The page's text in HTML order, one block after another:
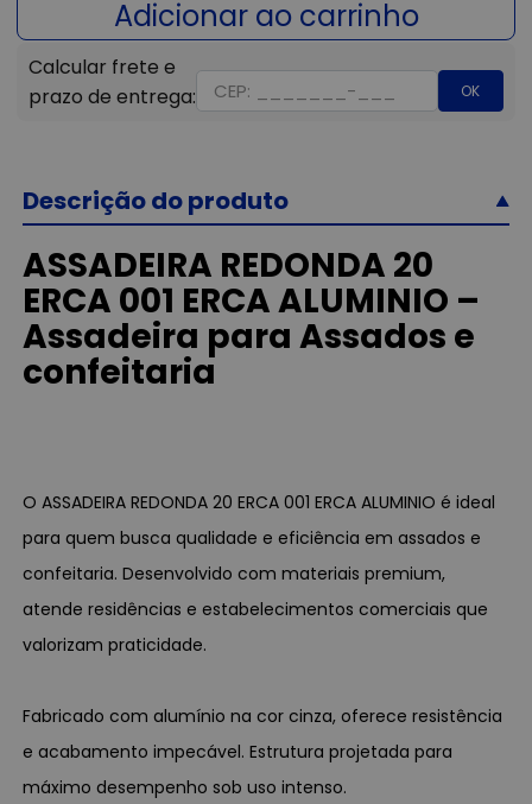
OK
Descrição do produto
ASSADEIRA REDONDA 20
ERCA 001 ERCA ALUMINIO –
Assadeira para Assados e
confeitaria
O ASSADEIRA REDONDA 20 ERCA 001 ERCA ALUMINIO é ideal
para quem busca qualidade e eficiência em assados e
confeitaria. Desenvolvido com materiais premium,
atende residências e estabelecimentos comerciais que
valorizam praticidade.
Fabricado com alumínio na cor cinza, oferece resistência
e acabamento impecável. Estrutura projetada para
máximo desempenho sob uso intenso.